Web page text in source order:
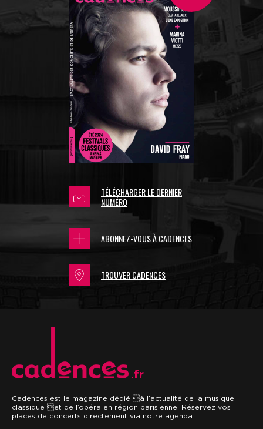
TÉLÉCHARGER LE DERNIER
NUMÉRO
ABONNEZ-VOUS À CADENCES
TROUVER CADENCES
.fr
Cadences est le magazine dédié à l’actualité de la musique
classique et de l’opéra en région parisienne. Réservez vos
places de concerts directement via notre agenda.